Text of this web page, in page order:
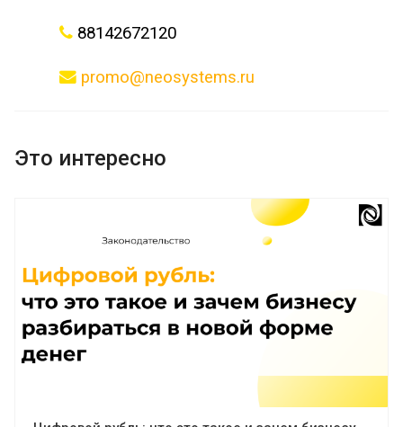
88142672120
promo@neosystems.ru
Это интересно